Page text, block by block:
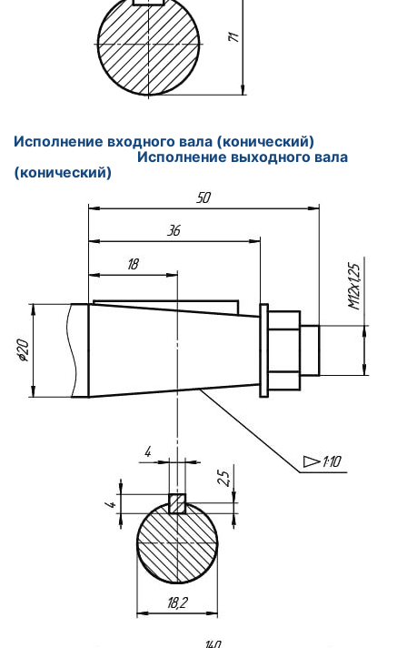
Исполнение входного вала (конический)
Исполнение выходного вала
(конический)